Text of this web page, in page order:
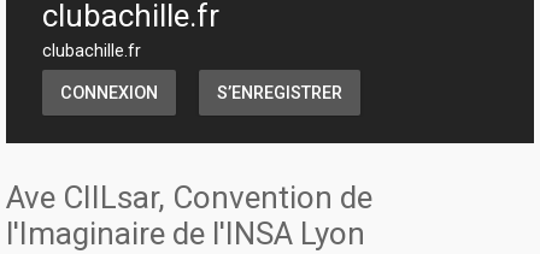
clubachille.fr
clubachille.fr
CONNEXION S’ENREGISTRER
Ave CIILsar, Convention de
l'Imaginaire de l'INSA Lyon